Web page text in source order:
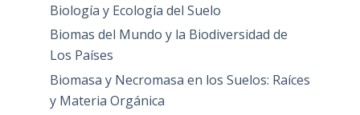
Biología y Ecología del Suelo
Biomas del Mundo y la Biodiversidad de
Los Países
Biomasa y Necromasa en los Suelos: Raíces
y Materia Orgánica